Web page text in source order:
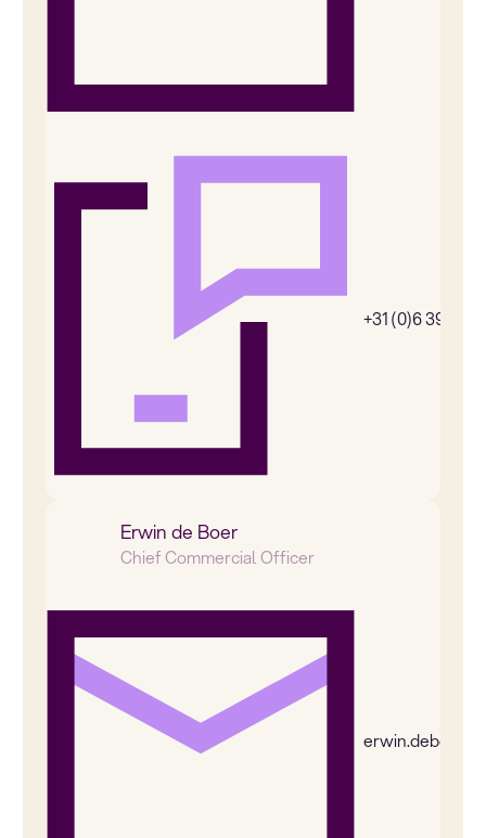
+31 (0)6
Erwin de Boer
Chief Commercial Officer